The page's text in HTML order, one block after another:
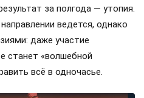
за полгода — утопия.
ведется, однако
даже участие
станет «волшебной
всё в одночасье.